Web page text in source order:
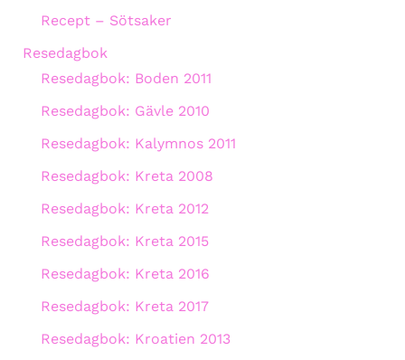
Recept – Sötsaker
Resedagbok
Resedagbok: Boden 2011
Resedagbok: Gävle 2010
Resedagbok: Kalymnos 2011
Resedagbok: Kreta 2008
Resedagbok: Kreta 2012
Resedagbok: Kreta 2015
Resedagbok: Kreta 2016
Resedagbok: Kreta 2017
Resedagbok: Kroatien 2013